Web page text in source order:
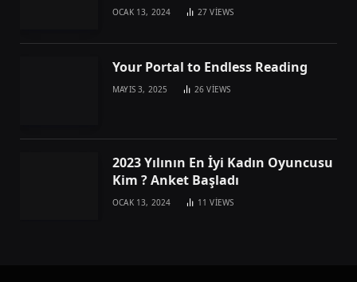
OCAK 13, 2024 27VIEWS
Your Portal to Endless Reading
MAYIS 3, 2025 26VIEWS
2023 Yılının En İyi Kadın Oyuncusu
Kim ? Anket Başladı
OCAK 13, 2024 11VIEWS